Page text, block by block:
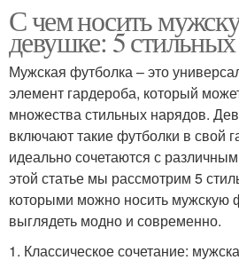
С чем носить
девушке: 5
Мужская футболка – это
элемент гардероба, который
множества стильных нарядов.
включают такие футболки в свой
идеально сочетаются с
этой статье мы рассмотрим 5
которыми можно носить мужскую
выглядеть модно и современно.
1. Классическое сочетание: